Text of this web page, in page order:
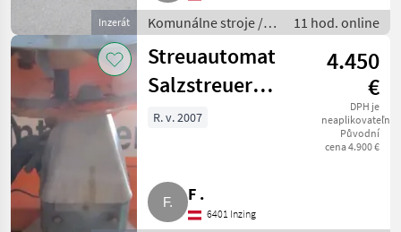
Inzerát
Komunálne stroje /
Spádová kosačka
11 hod. online
Streuautomat
Salzstreuer
Gmeiner STA
4.450
€
DPH je
neaplikovateľné
Původní
cena 4.900 €
R. v. 2007
F .
6401 Inzing